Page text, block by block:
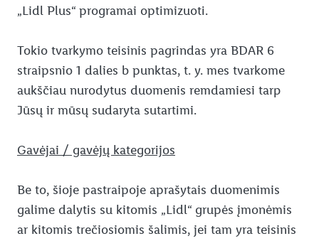
„Lidl Plus“ programai optimizuoti.
Tokio tvarkymo teisinis pagrindas yra BDAR 6
straipsnio 1 dalies b punktas, t. y. mes tvarkome
aukščiau nurodytus duomenis remdamiesi tarp
Jūsų ir mūsų sudaryta sutartimi.
Gavėjai / gavėjų kategorijos
Be to, šioje pastraipoje aprašytais duomenimis
galime dalytis su kitomis „Lidl“ grupės įmonėmis
ar kitomis trečiosiomis šalimis, jei tam yra teisinis